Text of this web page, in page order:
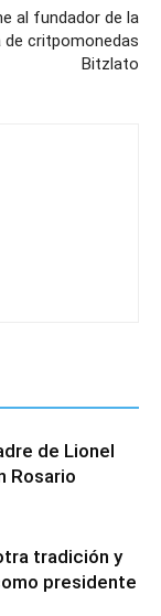
al fundador de la
critpomonedas
Bitzlato
de Lionel
Rosario
tradición y
presidente